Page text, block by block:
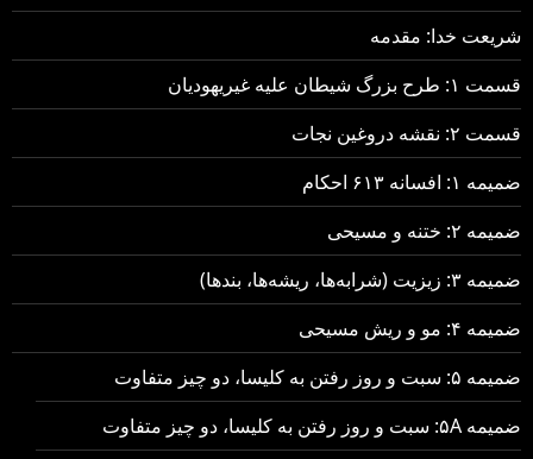
شریعت خدا: مقدمه
قسمت ۱: طرح بزرگ شیطان علیه غیریهودیان
قسمت ۲: نقشه دروغین نجات
ضمیمه ۱: افسانه ۶۱۳ احکام
ضمیمه ۲: ختنه و مسیحی
ضمیمه ۳: زیزیت (شرابه‌ها، ریشه‌ها، بندها)
ضمیمه ۴: مو و ریش مسیحی
ضمیمه ۵: سبت و روز رفتن به کلیسا، دو چیز متفاوت
ضمیمه ۵A: سبت و روز رفتن به کلیسا، دو چیز متفاوت